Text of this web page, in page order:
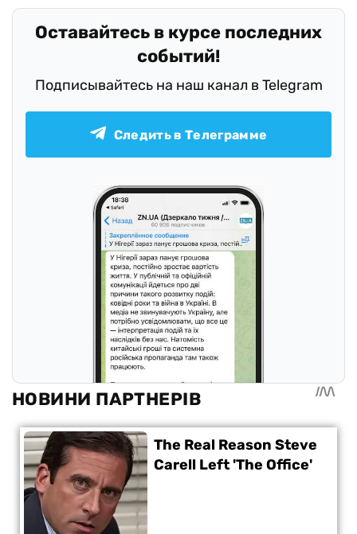
Оставайтесь в курсе последних
событий!
Подписывайтесь на наш канал в Telegram
Следить в Телеграмме